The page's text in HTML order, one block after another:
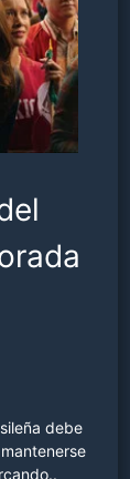
debe